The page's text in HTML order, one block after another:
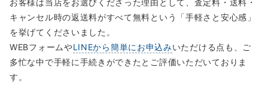
お客様は当店をお選びくださった理由として、査定料・送料・
キャンセル時の返送料がすべて無料という「手軽さと安心感」
を挙げてくださいました。
WEBフォームやLINEから簡単にお申込みいただける点も、ご
多忙な中で手軽に手続きができたとご評価いただいておりま
す。